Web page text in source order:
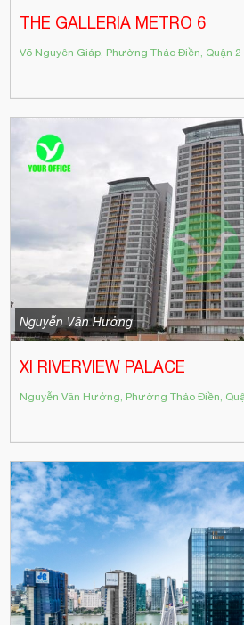
THE GALLERIA METRO 6
Võ Nguyên Giáp, Phường Thảo Điền, Quận 2
Nguyễn Văn Hưởng
XI RIVERVIEW PALACE
Nguyễn Văn Hưởng, Phường Thảo Điền,